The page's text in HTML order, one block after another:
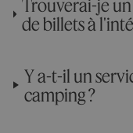
Trouverai-je
de billets à
Y a-t-il un
camping ?